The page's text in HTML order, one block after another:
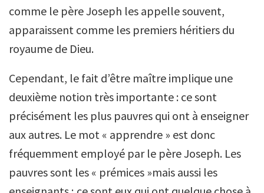
comme le père Joseph les appelle souvent,
apparaissent comme les premiers héritiers du
royaume de Dieu.
Cependant, le fait d’être maître implique une
deuxième notion très importante : ce sont
précisément les plus pauvres qui ont à enseigner
aux autres. Le mot « apprendre » est donc
fréquemment employé par le père Joseph. Les
pauvres sont les « prémices »mais aussi les